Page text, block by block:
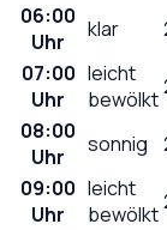
06:00
Uhr
klar
07:00
Uhr
leicht
bewölkt
08:00
Uhr
sonnig
09:00
Uhr
leicht
bewölkt